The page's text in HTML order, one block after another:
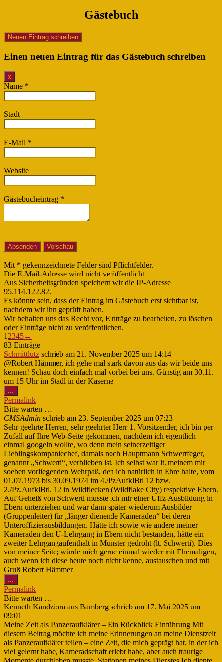
Gästebuch
Einen neuen Eintrag für das Gästebuch schreiben
x
Formular
ausblenden
Name *
Stadt
E-Mail *
Website
Gästebucheintrag *
Mit * gekennzeichnete Felder sind Pflichtfelder.
Die E-Mail-Adresse wird nicht veröffentlicht.
Aus Sicherheitsgründen speichern wir die IP-Adresse
95.114.122.82.
Es könnte sein, dass der Eintrag im Gästebuch erst sichtbar ist,
nachdem wir ihn geprüft haben.
Wir behalten uns das Recht vor, Einträge zu bearbeiten, zu löschen
oder Einträge nicht zu veröffentlichen.
Navigation
der
Gästebuchliste
1 2345→
83 Einträge
Schmittlutz schrieb am 21. November 2025 um 14:14
@Robert Hämmer, ich gehe mal stark davon aus das wir beide uns
kennen! Schau doch einfach mal vorbei bei uns. Günstig am 30.11.
um 15 Uhr im Stadl in der Kaserne
...
Metabox
ein-/ausblenden.
Permalink
Bitte warten …
CMSAdmin schrieb am 23. September 2025 um 07:23
Sehr geehrte Herren, sehr geehrter Herr 1. Vorsitzender, ich bin per
Zufall auf Ihre Web-Seite gekommen, nachdem ich eigentlich
einmal googeln wollte, wo denn mein seinerzeitiger
Lieblingskompaniechef, damals noch Hauptmann Schwertfeger,
genannt „Schwerti“, verblieben ist. Ich selbst war lt. meinem mir
soeben vorliegenden Wehrpaß, den ich natürlich in Ehre halte, vom
01.07.1973 bis 30.09.1974 im 4./PzAufklBtl 12 bzw.
2./Pz.AufklBtl. 12 in Wildflecken (Wildflake City) respektive Ebern.
Auf Geheiß von Schwerti musste ich mir einer Uffz-Ausbildung in
Ebern unterziehen und war dann später wiederum Ausbilder
(Gruppenleiter) für „länger dienende Kameraden“ bei deren
Unteroffizierausbildungen. Hätte ich sowie wie andere meiner
Kameraden den U-Lehrgang in Ebern nicht bestanden, hätte ein
zweiter Lehrgangaufenthalt in Munster gedroht (lt. Schwerti). Dies
von meiner Seite; würde mich gerne einmal wieder mit Ehemaligen,
auch wenn ich diese heute noch nicht kenne, austauschen und mit
Gruß Robert Hämmer
...
Metabox
ein-/ausblenden.
Permalink
Bitte warten …
Kenneth Kandziora aus Bamberg schrieb am 17. Mai 2025 um
09:01
Meine Zeit als Panzeraufklärer – Ein Rückblick Einführung Mit
diesem Beitrag möchte ich meine Erinnerungen an meine Dienstzeit
als Panzeraufklärer teilen – eine Zeit, die mich geprägt hat, in der ich
viel gelernt habe, Kameradschaft erlebt habe, aber auch traurige